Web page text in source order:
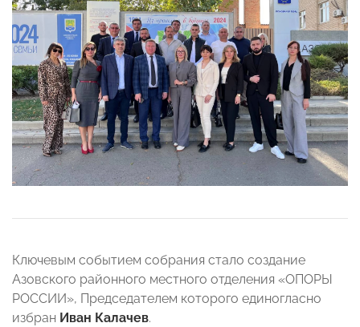
Ключевым событием собрания стало создание
Азовского районного местного отделения «ОПОРЫ
РОССИИ», Председателем которого единогласно
избран Иван Калачев.